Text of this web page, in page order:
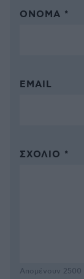
ΌΝΟΜΑ *
EMAIL
ΣΧΌΛΙΟ *
Απομένουν 2500